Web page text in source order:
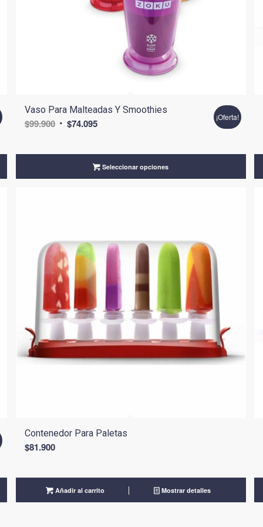
Vaso Para Malteadas Y Smoothies
$99.900 El
$99.900.
$74.095El
es:
$74.095.
¡Oferta!
Seleccionar opciones
Contenedor Para Paletas
$81.900
Añadir al carrito Mostrar detalles